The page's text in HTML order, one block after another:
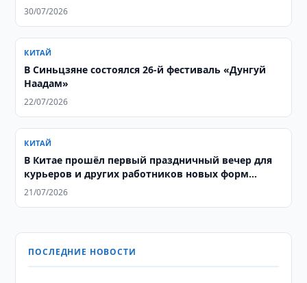
30/07/2026
КИТАЙ
В Синьцзяне состоялся 26-й фестиваль «Дунгуй
Наадам»
22/07/2026
КИТАЙ
В Китае прошёл первый праздничный вечер для
курьеров и других работников новых форм
занятости
21/07/2026
ПОСЛЕДНИЕ НОВОСТИ